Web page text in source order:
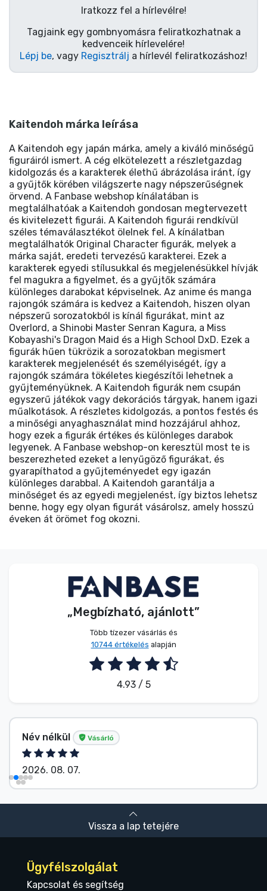
Iratkozz fel a hírlevélre!
Tagjaink egy gombnyomásra feliratkozhatnak a
kedvenceik hírlevelére!
Lépj be, vagy Regisztrálj a hírlevél feliratkozáshoz!
Kaitendoh márka leírása
A Kaitendoh egy japán márka, amely a kiváló minőségű
figuráiról ismert. A cég elkötelezett a részletgazdag
kidolgozás és a karakterek élethű ábrázolása iránt, így
a gyűjtők körében világszerte nagy népszerűségnek
örvend. A Fanbase webshop kínálatában is
megtalálhatóak a Kaitendoh gondosan megtervezett
és kivitelezett figurái. A Kaitendoh figurái rendkívül
széles témaválasztékot ölelnek fel. A kínálatban
megtalálhatók Original Character figurák, melyek a
márka saját, eredeti tervezésű karakterei. Ezek a
karakterek egyedi stílusukkal és megjelenésükkel hívják
fel magukra a figyelmet, és a gyűjtők számára
különleges darabokat képviselnek. Az anime és manga
rajongók számára is kedvez a Kaitendoh, hiszen olyan
népszerű sorozatokból is kínál figurákat, mint az
Overlord, a Shinobi Master Senran Kagura, a Miss
Kobayashi's Dragon Maid és a High School DxD. Ezek a
figurák hűen tükrözik a sorozatokban megismert
karakterek megjelenését és személyiségét, így a
rajongók számára tökéletes kiegészítői lehetnek a
gyűjteményüknek. A Kaitendoh figurák nem csupán
egyszerű játékok vagy dekorációs tárgyak, hanem igazi
műalkotások. A részletes kidolgozás, a pontos festés és
a minőségi anyaghasználat mind hozzájárul ahhoz,
hogy ezek a figurák értékes és különleges darabok
legyenek. A Fanbase webshop-on keresztül most te is
beszerezheted ezeket a lenyűgöző figurákat, és
gyarapíthatod a gyűjteményedet egy igazán
különleges darabbal. A Kaitendoh garantálja a
minőséget és az egyedi megjelenést, így biztos lehetsz
benne, hogy egy olyan figurát vásárolsz, amely hosszú
éveken át örömet fog okozni.
„Megbízható, ajánlott”
Több tízezer vásárlás és
10744 értékelés alapján
4.93 / 5
Név nélkül Vásárló
2026. 08. 07.
Vissza a lap tetejére
Ügyfélszolgálat
Kapcsolat és segítség